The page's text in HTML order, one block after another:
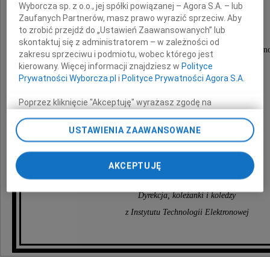
Mirosław Śliwa
długoletni pracownik Instytutu Technologii
nasz Kolega i Przyjaciel.
Rodzinie
wyrazy głębokiego współczucia
Dyrekcja, koleżanki i koledzy
z Instytutu Technologii Elektronowej
Wyborcza sp. z o.o., jej spółki powiązanej – Agora S.A. – lub
Zaufanych Partnerów, masz prawo wyrazić sprzeciw. Aby
to zrobić przejdź do „Ustawień Zaawansowanych” lub
skontaktuj się z administratorem – w zależności od
zakresu sprzeciwu i podmiotu, wobec którego jest
kierowany. Więcej informacji znajdziesz w Polityce
Prywatności Wyborcza.pl i Polityce Prywatności Agora S.A.
Poprzez kliknięcie "Akceptuję" wyrażasz zgodę na
Wyborczej sp. z o. o. jej Zaufanych Partnerów i Agora S.A.
na Twoim urządzeniu końcowym. Możesz też w każdej
chwili zmienić swoje preferencje dot. plików cookie,
ponownie wywołując narzędzie do zarządzania Twoimi
preferencjami dot. przetwarzania danych poprzez
przechodząc do sekcji „Ustawienia zaawansowane”.
Zmiana ustawień plików cookie możliwa jest także za
My, nasi Zaufani Partnerzy i Agora S.A. możemy
USTAWIENIA ZAAWANSOWANE
AKCEPTUJĘ